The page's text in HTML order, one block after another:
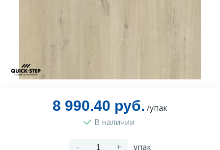
8 990.40 руб. /упак
В наличии
- + упак
Монтаж